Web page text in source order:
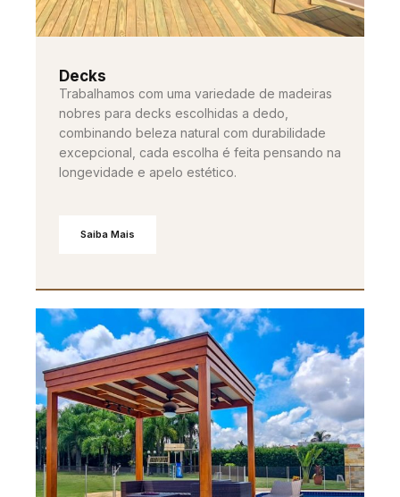
Decks
Trabalhamos com uma variedade de madeiras
nobres para decks escolhidas a dedo,
combinando beleza natural com durabilidade
excepcional, cada escolha é feita pensando na
longevidade e apelo estético.
Saiba Mais